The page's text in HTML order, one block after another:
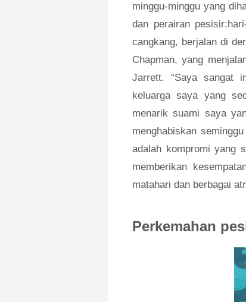
minggu-minggu yang
dan perairan
cangkang, berjalan di
Chapman, yang
Jarrett. “Saya sangat
keluarga saya yang
menarik suami saya
menghabiskan
adalah kompromi yang
memberikan
matahari dan berbagai
Perkemahan